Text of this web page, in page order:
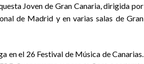
Joven de Gran Canaria, dirigida por
de Madrid y en varias salas de Gran
en el 26 Festival de Música de Canarias.